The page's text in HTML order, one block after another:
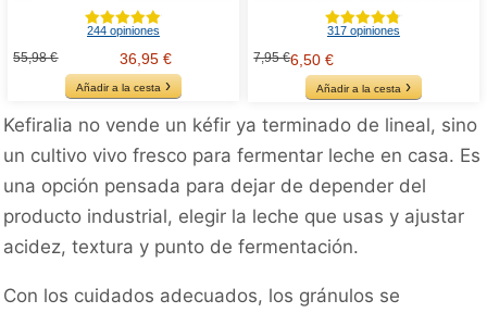
244 opiniones
55,98 € 36,95 €
Añadir a la cesta
317 opiniones
7,95 €6,50 €
Añadir a la cesta
Kefiralia no vende un kéfir ya terminado de lineal, sino
un cultivo vivo fresco para fermentar leche en casa. Es
una opción pensada para dejar de depender del
producto industrial, elegir la leche que usas y ajustar
acidez, textura y punto de fermentación.
Con los cuidados adecuados, los gránulos se